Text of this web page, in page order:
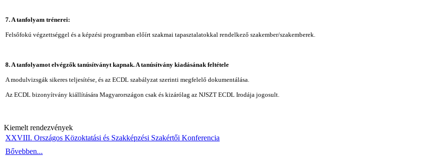
7. A tanfolyam trénerei:
Felsőfokú végzettséggel és a képzési programban előírt szakmai tapasztalatokkal rendelkező szakember/szakemberek.
8. A tanfolyamot elvégzők tanúsítványt kapnak. A tanúsítvány kiadásának feltétele
A modulvizsgák sikeres teljesítése, és az ECDL szabályzat szerinti megfelelő dokumentálása.
Az ECDL bizonyítvány kiállítására Magyarországon csak és kizárólag az NJSZT ECDL Irodája jogosult.
Kiemelt rendezvények
XXVIII. Országos Közoktatási és Szakképzési Szakértői Konferencia
Bővebben...